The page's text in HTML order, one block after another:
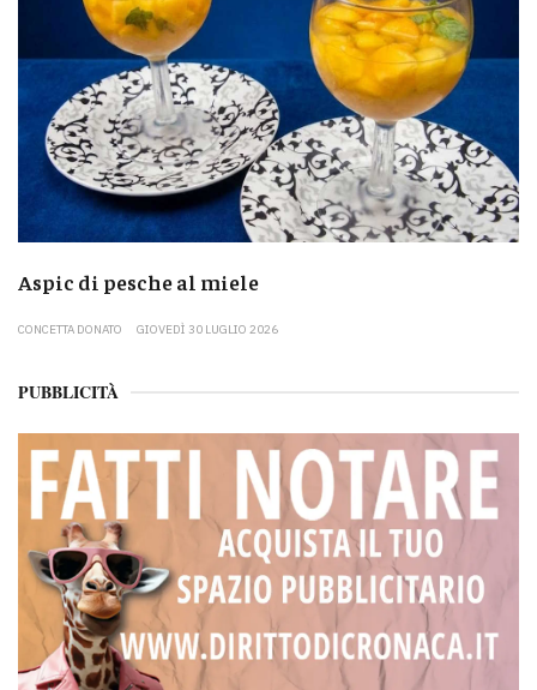
Aspic di pesche al miele
CONCETTA DONATO GIOVEDÌ 30 LUGLIO 2026
PUBBLICITÀ